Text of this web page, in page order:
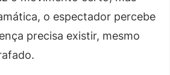
o espectador percebe
precisa existir, mesmo